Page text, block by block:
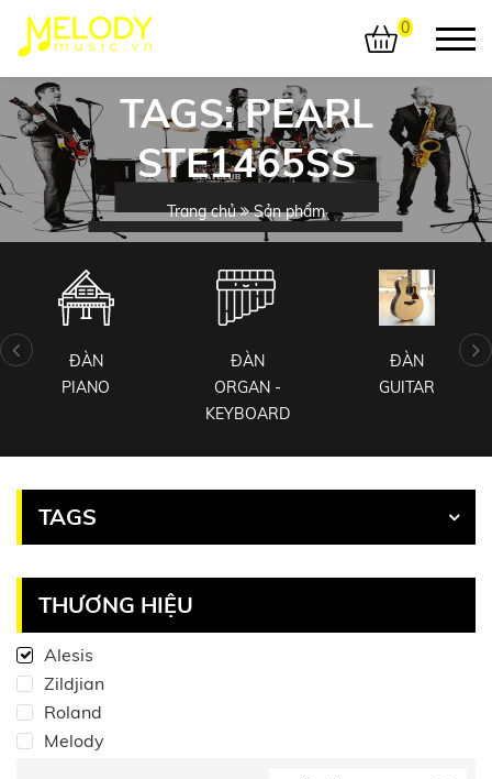
0
TAGS: PEARL
STE1465SS
Trang chủ Sản phẩm
ĐÀN
PIANO
ĐÀN
ORGAN -
KEYBOARD
ĐÀN
GUITAR
TAGS
THƯƠNG HIỆU
Alesis
Zildjian
Roland
Melody